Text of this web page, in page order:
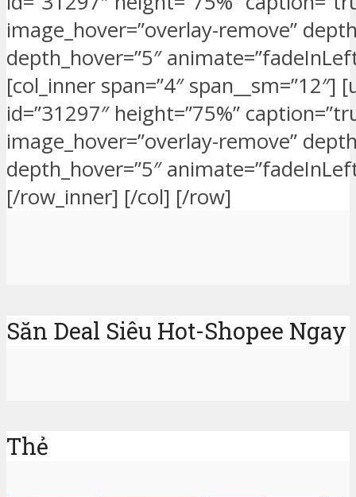
image_hover=”overlay-remove”
depth_hover=”5″
[col_inner span=”4″ span__sm=”12″]
id=”31297″ height=”75%”
image_hover=”overlay-remove”
depth_hover=”5″
[/row_inner] [/col] [/row]
Săn Deal Siêu Hot-Shopee Ngay
Thẻ